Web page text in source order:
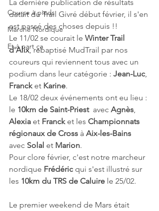
Course à pieds
Marche Nordique
Et à part ça
La dernière publication de résultats
datait du Trail Givré début février, il s'en
est passé des choses depuis !!
Le 11/02 se courait le Winter Trail
d'Alix, rebaptisé MudTrail par nos
coureurs qui reviennent tous avec un
podium dans leur catégorie : Jean-Luc,
Franck et Karine.
Le 18/02 deux événements ont eu lieu :
le 10km de Saint-Priest
  avec
Agnès,
Alexia et Franck et les Championnats
régionaux de Cross à Aix-les-Bains
avec Solal et Marion.
Pour clore février, c'est notre marcheur
nordique Frédéric qui s'est illustré sur
les 10km du TRS de Caluire le 25/02.
Le premier weekend de Mars était